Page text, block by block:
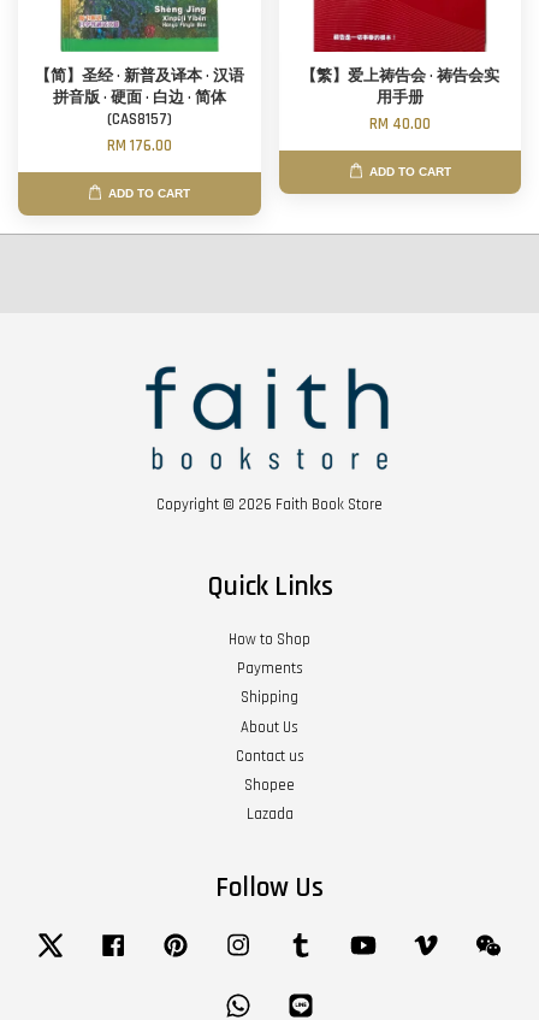
【简】圣经 · 新普及译本 · 汉语
拼音版 · 硬面 · 白边 · 简体
(CAS8157)
RM 176.00
ADD TO CART
【繁】爱上祷告会 · 祷告会实
用手册
RM 40.00
ADD TO CART
Copyright © 2026 Faith Book Store
Quick Links
How to Shop
Payments
Shipping
About Us
Contact us
Shopee
Lazada
Follow Us
Twitter Facebook Pinterest Instagram Tumblr YouTube Vimeo
Whatsapp